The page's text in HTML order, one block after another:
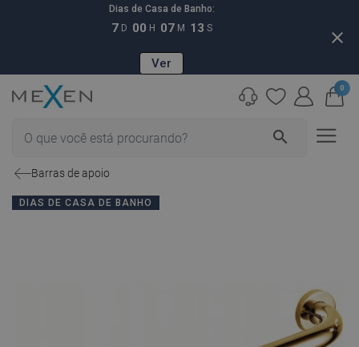
Dias de Casa de Banho:
7 D 00 H 07 M 12 S
Ver
close
search
0
Barras de apoio
DIAS DE CASA DE BANHO